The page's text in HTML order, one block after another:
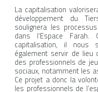
La capitalisation
développement du
soulignera les
dans l’Espace
capitalisation, il nous
également servir de lieu
des professionnels de
sociaux, notamment les
Ce projet a donc la
les professionnels de